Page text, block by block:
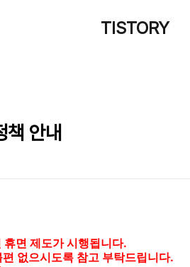
TISTORY
책 안내
면 제도가 시행됩니다.
없으시도록 참고 부탁드립니다.